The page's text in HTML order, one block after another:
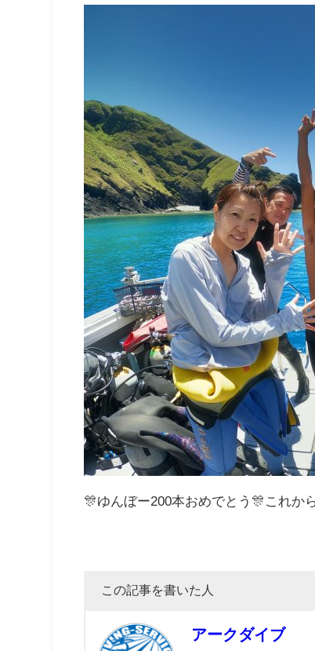
🎊ゆんぼー200本おめでとう🎊これか
この記事を書いた人
アークダイブ